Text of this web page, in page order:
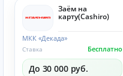
Заём на
карту(Cashiro)
МКК «Декада»
Бесплатно
Ставка
До 30 000 руб.